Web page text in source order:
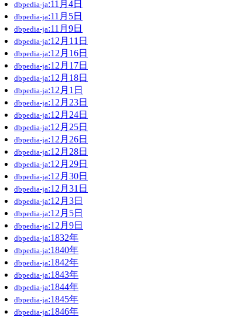
dbpedia-ja:11月4日
dbpedia-ja:11月5日
dbpedia-ja:11月9日
dbpedia-ja:12月11日
dbpedia-ja:12月16日
dbpedia-ja:12月17日
dbpedia-ja:12月18日
dbpedia-ja:12月1日
dbpedia-ja:12月23日
dbpedia-ja:12月24日
dbpedia-ja:12月25日
dbpedia-ja:12月26日
dbpedia-ja:12月28日
dbpedia-ja:12月29日
dbpedia-ja:12月30日
dbpedia-ja:12月31日
dbpedia-ja:12月3日
dbpedia-ja:12月5日
dbpedia-ja:12月9日
dbpedia-ja:1832年
dbpedia-ja:1840年
dbpedia-ja:1842年
dbpedia-ja:1843年
dbpedia-ja:1844年
dbpedia-ja:1845年
dbpedia-ja:1846年